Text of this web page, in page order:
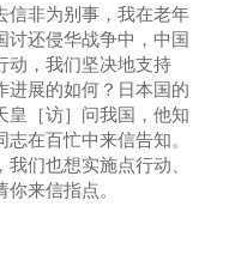
非为别事，我在老年
讨还侵华战争中，中国
动，我们坚决地支持
进展的如何？日本国的
皇［访］问我国，他知
在百忙中来信告知。
们也想实施点行动、
来信指点。